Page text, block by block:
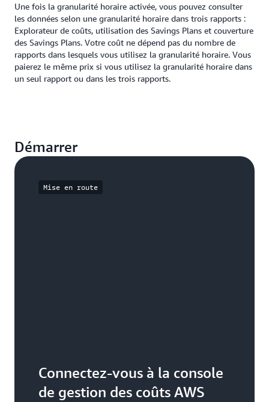
Une fois la granularité horaire activée, vous pouvez consulter
les données selon une granularité horaire dans trois rapports :
Explorateur de coûts, utilisation des Savings Plans et couverture
des Savings Plans. Votre coût ne dépend pas du nombre de
rapports dans lesquels vous utilisez la granularité horaire. Vous
paierez le même prix si vous utilisez la granularité horaire dans
un seul rapport ou dans les trois rapports.
Démarrer
Mise en route
Connectez-vous à la console
de gestion des coûts AWS